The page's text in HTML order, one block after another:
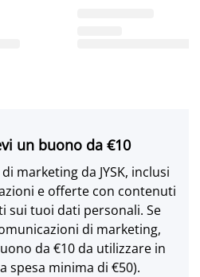
un buono da €10
marketing da JYSK, inclusi
e offerte con contenuti
sui tuoi dati personali. Se
di marketing,
da €10 da utilizzare in
spesa minima di €50).